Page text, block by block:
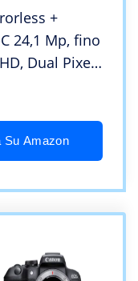
+
24,1 Mp, fino
Dual Pixel
Su Amazon